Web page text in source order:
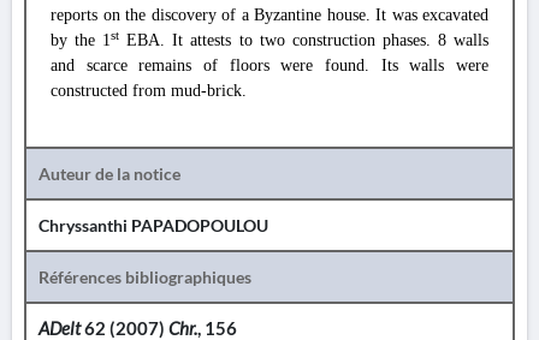
reports on the discovery of a Byzantine house. It was excavated
by the 1st EBA. It attests to two construction phases. 8 walls
and scarce remains of floors were found. Its walls were
constructed from mud-brick.
Auteur de la notice
Chryssanthi PAPADOPOULOU
Références bibliographiques
ADelt62 (2007) Chr., 156